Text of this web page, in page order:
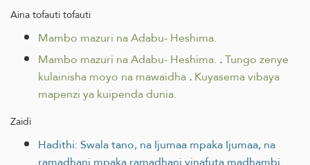
Aina tofauti tofauti
Mambo mazuri na Adabu- Heshima.
Mambo mazuri na Adabu- Heshima. .Tungo zenye
kulainisha moyo na mawaidha.Kuyasema vibaya
mapenzi ya kuipenda dunia.
Zaidi
Hadithi: Swala tano, na Ijumaa mpaka Ijumaa, na